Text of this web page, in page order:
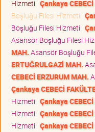
Hizmeti Çankaya
Boşluğu Filesi Hizmeti
Boşluğu Filesi Hizmeti
Asansör Boşluğu Filesi
MAH. Asansör Boşluğu
ERTUĞRULGAZİ MAH.
CEBECİ ERZURUM MAH.
Çankaya CEBECİ
Hizmeti Çankaya
Hizmeti Çankaya
Hizmeti Çankaya